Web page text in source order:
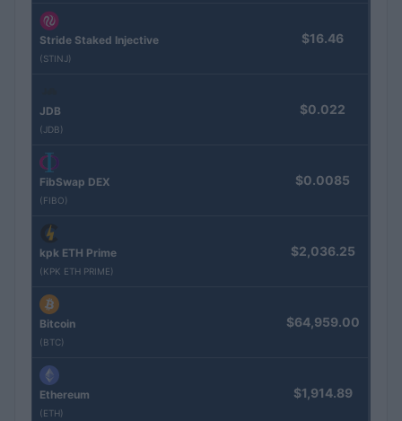
Stride Staked Injective
(STINJ)
$16.46
JDB
(JDB)
$0.022
FibSwap DEX
(FIBO)
$0.0085
kpk ETH Prime
(KPK ETH PRIME)
$2,036.25
Bitcoin
(BTC)
$64,959.00
Ethereum
(ETH)
$1,914.89